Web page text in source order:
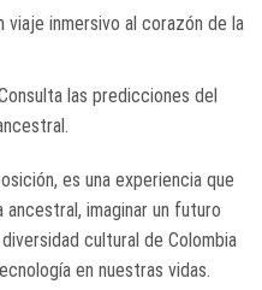
viaje inmersivo al corazón de la
las predicciones del
es una experiencia que
imaginar un futuro
cultural de Colombia
en nuestras vidas.